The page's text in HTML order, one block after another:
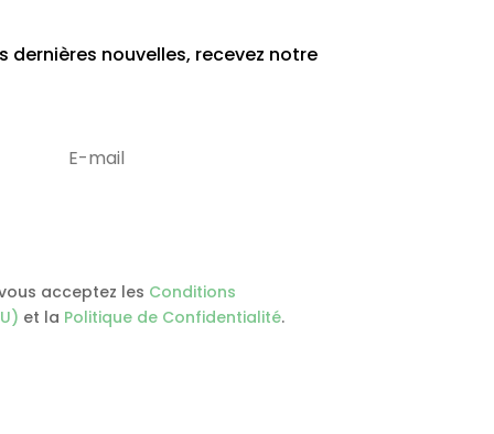
dernières nouvelles, recevez notre
acceptez les Conditions
et la Politique de Confidentialité.